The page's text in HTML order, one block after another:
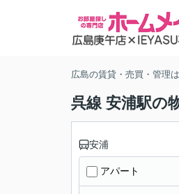
広島の賃貸・売買・管理
呉線 安浦駅の
安浦
アパート